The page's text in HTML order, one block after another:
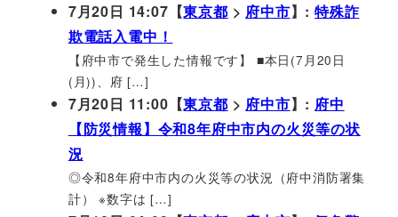
7月20日 14:07【東京都 > 府中市】:特殊詐
欺電話入電中！
【府中市で発生した情報です】 ■本日(7月20日
(月))、府 […]
7月20日 11:00【東京都 > 府中市】: 府中
【防災情報】令和8年府中市内の火災等の状
況
◎令和8年府中市内の火災等の状況（府中消防署集
計） ※数字は […]